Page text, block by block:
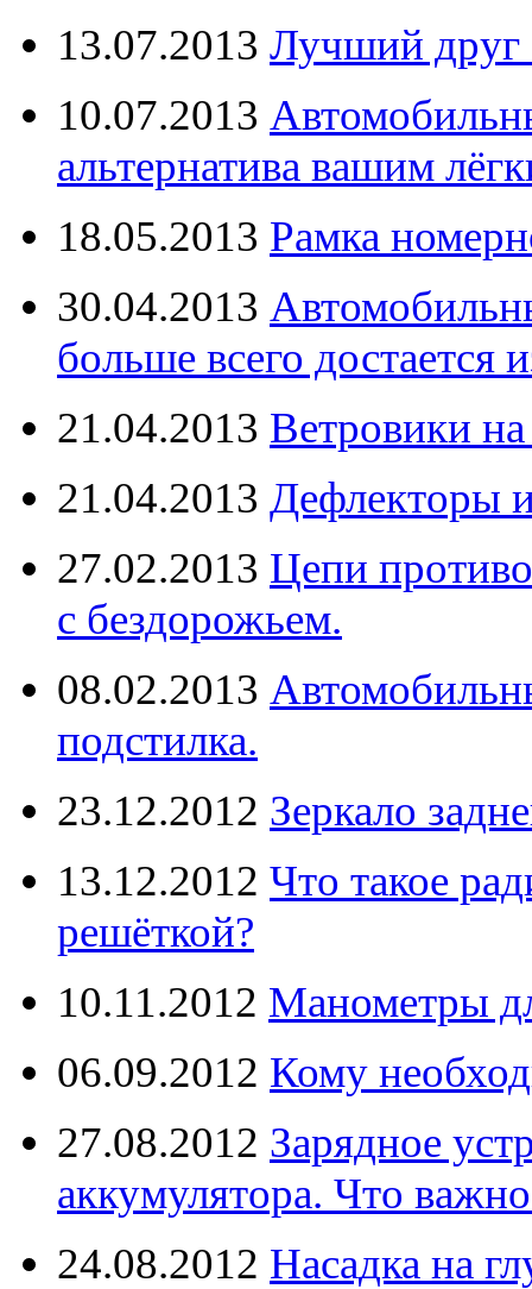
13.07.2013 Лучший друг
10.07.2013
альтернатива вашим
18.05.2013 Рамка
30.04.2013
больше всего достается
21.04.2013 Ветровики
21.04.2013 Дефлекторы
27.02.2013 Цепи
с бездорожьем.
08.02.2013
подстилка.
23.12.2012 Зеркало
13.12.2012 Что такое
решёткой?
10.11.2012 Манометры
06.09.2012 Кому
27.08.2012 Зарядное
аккумулятора. Что
24.08.2012 Насадка на